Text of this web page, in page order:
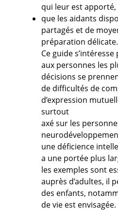
qui leur est apporté,
que les aidants
partagés et de
préparation délicate.
Ce guide
aux personnes les
décisions se
de difficultés de
d’expression
surtout
axé sur les
une déficience
a une portée plus
les exemples sont
auprès d’adultes, il
des enfants,
de vie est envisagée.